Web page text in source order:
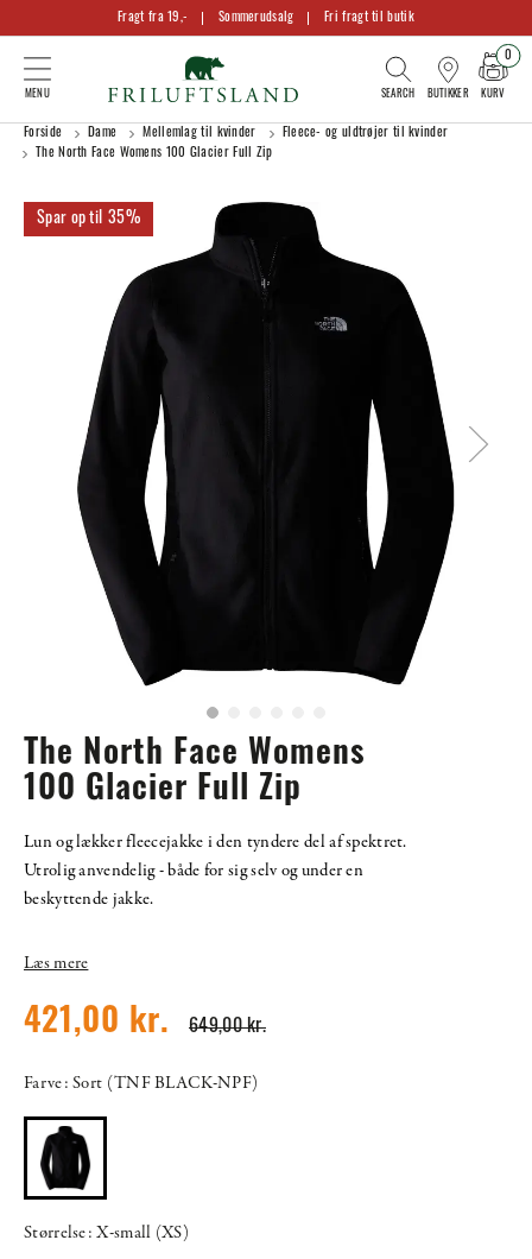
Fragt fra 19,- Sommerudsalg Fri fragt til butik
BUTIKKER KURV
0
Forside Dame Mellemlag til kvinder
Fleece- og uldtrøjer til kvinder
The North Face Womens 100 Glacier Full Zip
35%
The North Face Womens
100 Glacier Full Zip
Lun og lækker fleecejakke i den tyndere del af spektret.
Utrolig anvendelig - både for sig selv og under en
beskyttende jakke.
Læs mere
649,00 kr.
421,00 kr.
Farve: Sort (TNF BLACK-NPF)
Størrelse: X-small (XS)